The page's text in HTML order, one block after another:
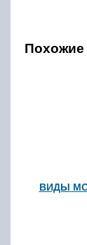
Похожие
ВИДЫ